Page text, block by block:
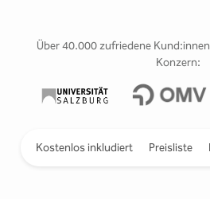
Über 40.000 zufriedene
Konzern:
Kostenlos inkludiert Preisliste